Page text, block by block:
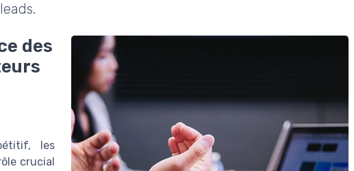
des
les
crucial